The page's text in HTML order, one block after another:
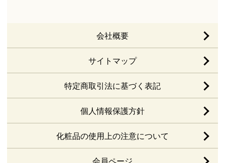
会社概要
サイトマップ
特定商取引法に基づく表記
個人情報保護方針
化粧品の使用上の注意について
会員ページ